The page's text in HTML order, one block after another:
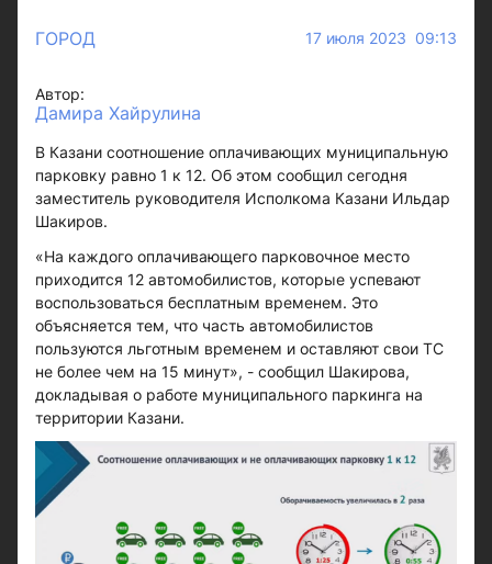
ГОРОД 17 июля 2023 09:13
Автор:
Дамира Хайрулина
В Казани соотношение оплачивающих муниципальную
парковку равно 1 к 12. Об этом сообщил сегодня
заместитель руководителя Исполкома Казани Ильдар
Шакиров.
«На каждого оплачивающего парковочное место
приходится 12 автомобилистов, которые успевают
воспользоваться бесплатным временем. Это
объясняется тем, что часть автомобилистов
пользуются льготным временем и оставляют свои ТС
не более чем на 15 минут», - сообщил Шакирова,
докладывая о работе муниципального паркинга на
территории Казани.